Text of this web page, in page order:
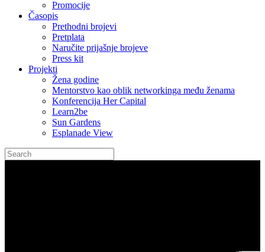
Promocije
Časopis
Prethodni brojevi
Pretplata
Naručite prijašnje brojeve
Press kit
Projekti
Žena godine
Mentorstvo kao oblik networkinga među ženama
Konferencija Her Capital
Learn2be
Sun Gardens
Esplanade View